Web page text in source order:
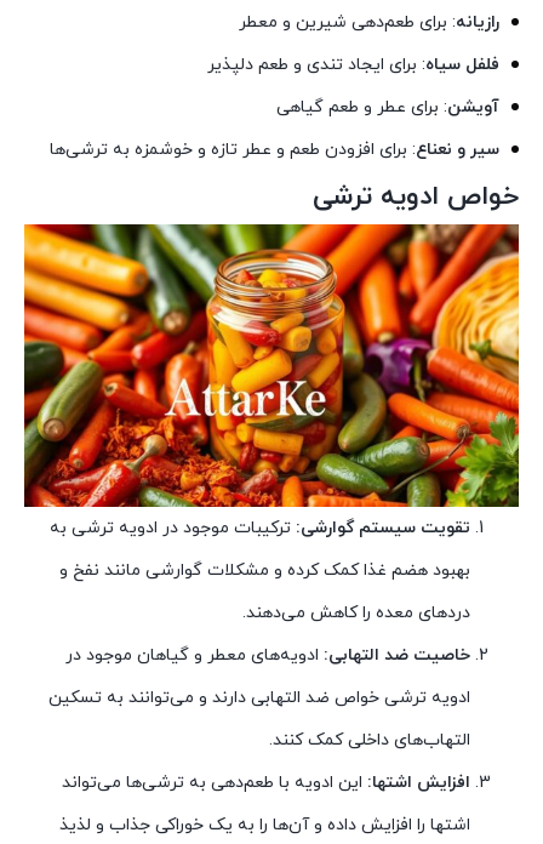
رازیانه: برای طعم‌دهی شیرین و معطر
فلفل سیاه: برای ایجاد تندی و طعم دلپذیر
آویشن: برای عطر و طعم گیاهی
سیر و نعناع: برای افزودن طعم و عطر تازه و خوشمزه به ترشی‌ها
خواص ادویه ترشی
تقویت سیستم گوارشی: ترکیبات موجود در ادویه ترشی به
بهبود هضم غذا کمک کرده و مشکلات گوارشی مانند نفخ و
دردهای معده را کاهش می‌دهند.
خاصیت ضد التهابی: ادویه‌های معطر و گیاهان موجود در
ادویه ترشی خواص ضد التهابی دارند و می‌توانند به تسکین
التهاب‌های داخلی کمک کنند.
افزایش اشتها: این ادویه با طعم‌دهی به ترشی‌ها می‌تواند
اشتها را افزایش داده و آن‌ها را به یک خوراکی جذاب و لذیذ